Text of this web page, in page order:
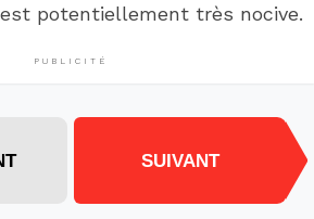
potentiellement très nocive.
PUBLICITÉ
SUIVANT